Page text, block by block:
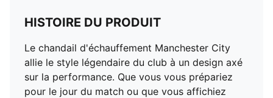
HISTOIRE DU PRODUIT
Le chandail d'échauffement Manchester City
allie le style légendaire du club à un design axé
sur la performance. Que vous vous prépariez
pour le jour du match ou que vous affichiez